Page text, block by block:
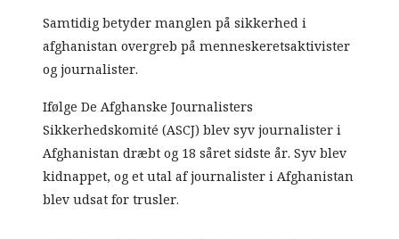
Samtidig betyder manglen på sikkerhed i
afghanistan overgreb på menneskeretsaktivister
og journalister.
Ifølge De Afghanske Journalisters
Sikkerhedskomité (ASCJ) blev syv journalister i
Afghanistan dræbt og 18 såret sidste år. Syv blev
kidnappet, og et utal af journalister i Afghanistan
blev udsat for trusler.